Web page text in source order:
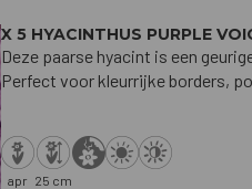
X 5 HYACINTHUS PURPLE
Deze paarse hyacint is een
Perfect voor kleurrijke borders,
apr 25 cm